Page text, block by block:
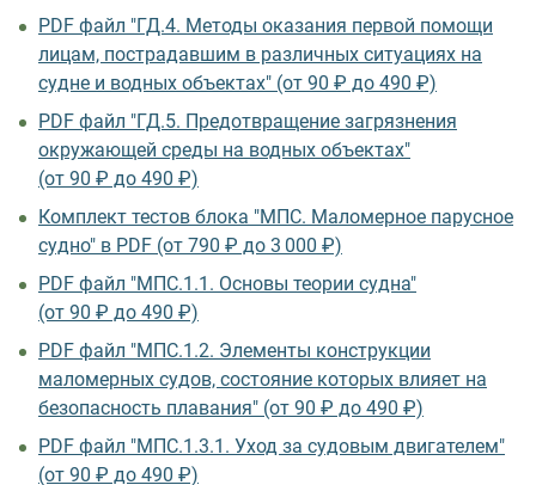
PDF файл "ГД.4. Методы оказания первой помощи
лицам, пострадавшим в различных ситуациях на
судне и водных объектах" (от 90 ₽ до 490 ₽)
PDF файл "ГД.5. Предотвращение загрязнения
окружающей среды на водных объектах"
(от 90 ₽ до 490 ₽)
Комплект тестов блока "МПС. Маломерное парусное
судно" в PDF (от 790 ₽ до 3 000 ₽)
PDF файл "МПС.1.1. Основы теории судна"
(от 90 ₽ до 490 ₽)
PDF файл "МПС.1.2. Элементы конструкции
маломерных судов, состояние которых влияет на
безопасность плавания" (от 90 ₽ до 490 ₽)
PDF файл "МПС.1.3.1. Уход за судовым двигателем"
(от 90 ₽ до 490 ₽)